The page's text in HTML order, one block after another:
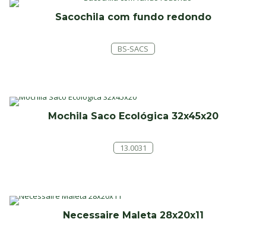
Sacochila com fundo redondo
BS-SACS
Mochila Saco Ecológica 32x45x20
13.0031
Necessaire Maleta 28x20x11